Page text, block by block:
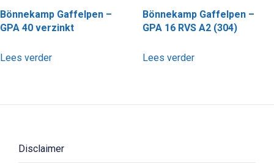
Bönnekamp Gaffelpen –
GPA 40 verzinkt
Lees verder
Bönnekamp Gaffelpen –
GPA 16 RVS A2 (304)
Lees verder
Disclaimer